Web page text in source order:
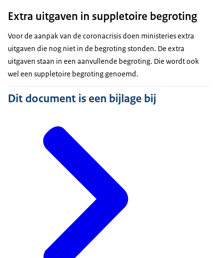
Extra uitgaven in suppletoire begroting
Voor de aanpak van de coronacrisis doen ministeries extra
uitgaven die nog niet in de begroting stonden. De extra
uitgaven staan in een aanvullende begroting. Die wordt ook
wel een suppletoire begroting genoemd.
Dit document is een bijlage bij